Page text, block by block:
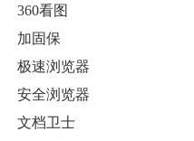
360看图
加固保
极速浏览器
安全浏览器
文档卫士